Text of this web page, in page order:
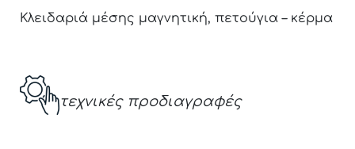
Κλειδαριά μέσης μαγνητική, πετούγια – κέρμα
τεχνικές προδιαγραφές